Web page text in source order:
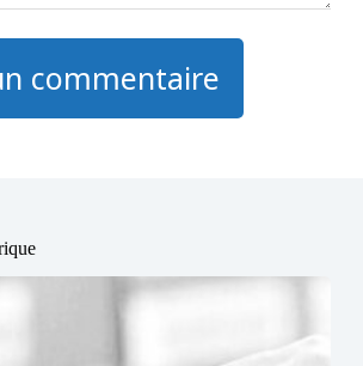
commentaire